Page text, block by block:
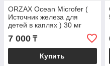
ORZAX Ocean Microfer (
Источник железа для
детей в каплях ) 30 мг
7 000 ₸
Купить